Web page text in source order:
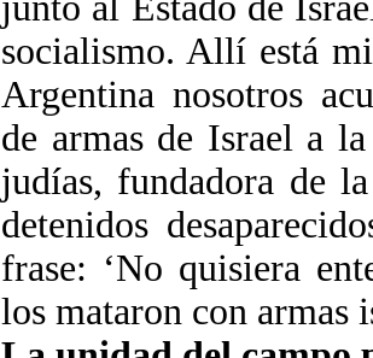
socialismo. Allí está
Argentina nosotros
de armas de Israel a
judías, fundadora de
detenidos
frase: ‘No quisiera
los mataron con armas